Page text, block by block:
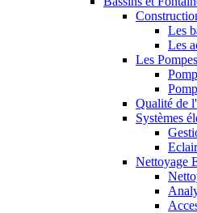
Les
Les
Les Pompes
Qualité de
Systèmes
Nettoyage